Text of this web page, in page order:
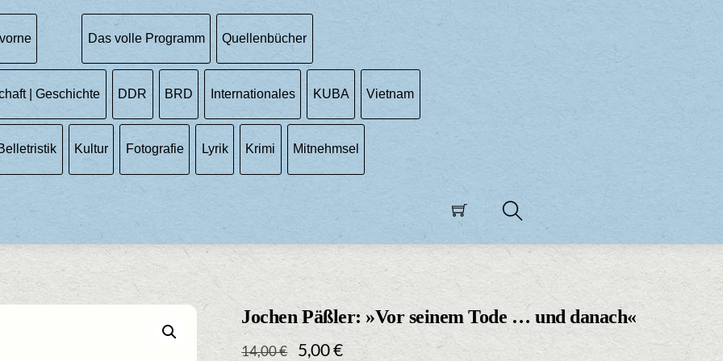
Search
Das volle Programm Quellenbücher
| Geschichte DDR BRD Internationales KUBA Vietnam
Kultur Fotografie Lyrik Krimi Mitnehmsel
Jochen Päßler: »Vor seinem Tode … und danach«
14,00€
Ursprünglicher
5,00€Aktueller